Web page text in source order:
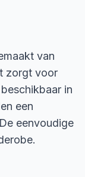
van
zorgt voor
in
een
eenvoudige